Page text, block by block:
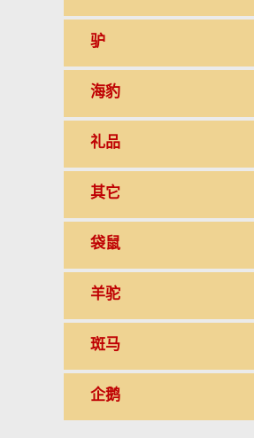
驴
海豹
礼品
其它
袋鼠
羊驼
斑马
企鹅